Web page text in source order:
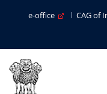
e-office CAG of